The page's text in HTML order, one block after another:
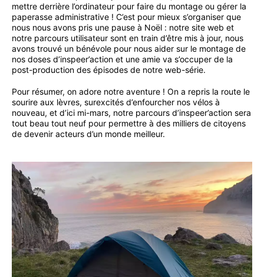
mettre derrière l’ordinateur pour faire du montage ou gérer la
paperasse administrative ! C’est pour mieux s’organiser que
nous nous avons pris une pause à Noël : notre site web et
notre parcours utilisateur sont en train d’être mis à jour, nous
avons trouvé un bénévole pour nous aider sur le montage de
nos doses d’inspeer’action et une amie va s’occuper de la
post-production des épisodes de notre web-série.
Pour résumer, on adore notre aventure ! On a repris la route le
sourire aux lèvres, surexcités d’enfourcher nos vélos à
nouveau, et d’ici mi-mars, notre parcours d’inspeer’action sera
tout beau tout neuf pour permettre à des milliers de citoyens
de devenir acteurs d’un monde meilleur.